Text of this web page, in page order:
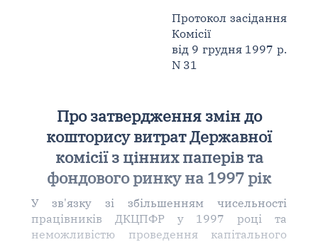
Протокол засідання
Комісії
від 9 грудня 1997 р.
N 31
Про затвердження змін до
кошторису витрат Державної
комісії з цінних паперів та
фондового ринку на 1997 рік
У зв'язку зі збільшенням чисельності
працівників ДКЦПФР у 1997 році та
неможливістю проведення капітального